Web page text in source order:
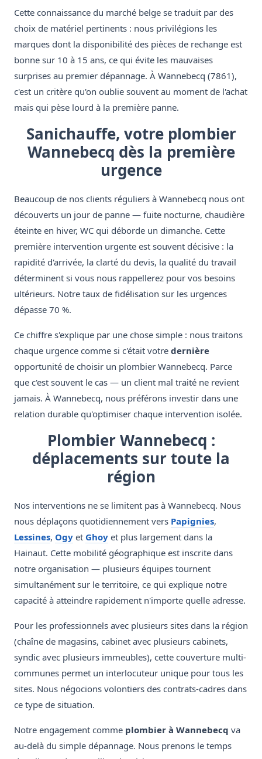
Cette connaissance du marché belge se traduit par des
choix de matériel pertinents : nous privilégions les
marques dont la disponibilité des pièces de rechange est
bonne sur 10 à 15 ans, ce qui évite les mauvaises
surprises au premier dépannage. À Wannebecq (7861),
c'est un critère qu'on oublie souvent au moment de l'achat
mais qui pèse lourd à la première panne.
Sanichauffe, votre plombier
Wannebecq dès la première
urgence
Beaucoup de nos clients réguliers à Wannebecq nous ont
découverts un jour de panne — fuite nocturne, chaudière
éteinte en hiver, WC qui déborde un dimanche. Cette
première intervention urgente est souvent décisive : la
rapidité d'arrivée, la clarté du devis, la qualité du travail
déterminent si vous nous rappellerez pour vos besoins
ultérieurs. Notre taux de fidélisation sur les urgences
dépasse 70 %.
Ce chiffre s'explique par une chose simple : nous traitons
chaque urgence comme si c'était votre dernière
opportunité de choisir un plombier Wannebecq. Parce
que c'est souvent le cas — un client mal traité ne revient
jamais. À Wannebecq, nous préférons investir dans une
relation durable qu'optimiser chaque intervention isolée.
Plombier Wannebecq :
déplacements sur toute la
région
Nos interventions ne se limitent pas à Wannebecq. Nous
nous déplaçons quotidiennement vers Papignies,
Lessines, Ogy et Ghoy et plus largement dans la
Hainaut. Cette mobilité géographique est inscrite dans
notre organisation — plusieurs équipes tournent
simultanément sur le territoire, ce qui explique notre
capacité à atteindre rapidement n'importe quelle adresse.
Pour les professionnels avec plusieurs sites dans la région
(chaîne de magasins, cabinet avec plusieurs cabinets,
syndic avec plusieurs immeubles), cette couverture multi-
communes permet un interlocuteur unique pour tous les
sites. Nous négocions volontiers des contrats-cadres dans
ce type de situation.
Notre engagement comme plombier à Wannebecq va
au-delà du simple dépannage. Nous prenons le temps